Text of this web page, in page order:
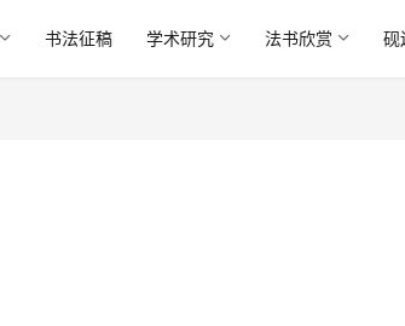
书法征稿 学术研究 法书欣赏 砚